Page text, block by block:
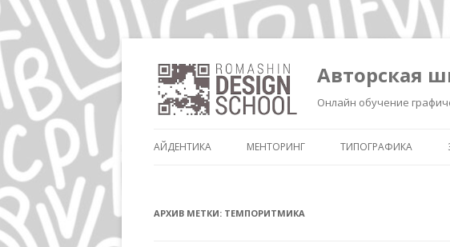
Авторская
Онлайн обучение
АЙДЕНТИКА МЕНТОРИНГ ТИПОГРАФИКА
АРХИВ МЕТКИ: ТЕМПОРИТМИКА